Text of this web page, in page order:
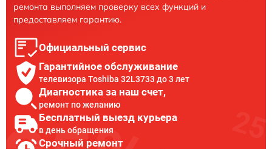
ремонта выполняем проверку всех функций и
предоставляем гарантию.
Официальный сервис
Гарантийное обслуживание
телевизора Toshiba 32L3733 до 3 лет
Диагностика за наш счет,
ремонт по желанию
Бесплатный выезд курьера
в день обращения
Срочный ремонт